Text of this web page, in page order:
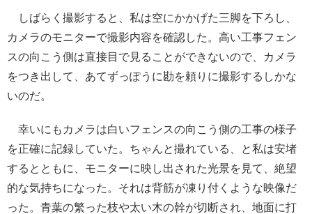
しばらく撮影すると、私は空にかかげた三脚を下ろし、
カメラのモニターで撮影内容を確認した。高い工事フェン
スの向こう側は直接目で見ることができないので、カメラ
をつき出して、あてずっぽうに勘を頼りに撮影するしかな
いのだ。
幸いにもカメラは白いフェンスの向こう側の工事の様子
を正確に記録していた。ちゃんと撮れている、と私は安堵
するとともに、モニターに映し出された光景を見て、絶望
的な気持ちになった。それは背筋が凍り付くような映像だ
った。青葉の繁った枝や太い木の幹が切断され、地面に打